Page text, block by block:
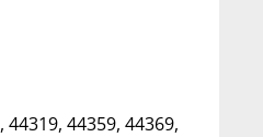
44319, 44359, 44369,